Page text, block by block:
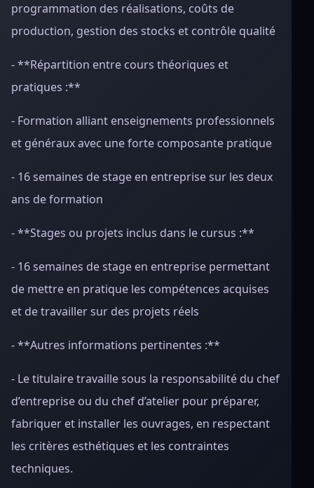
programmation des réalisations, coûts de
production, gestion des stocks et contrôle qualité
- **Répartition entre cours théoriques et
pratiques :**
- Formation alliant enseignements professionnels
et généraux avec une forte composante pratique
- 16 semaines de stage en entreprise sur les deux
ans de formation
- **Stages ou projets inclus dans le cursus :**
- 16 semaines de stage en entreprise permettant
de mettre en pratique les compétences acquises
et de travailler sur des projets réels
- **Autres informations pertinentes :**
- Le titulaire travaille sous la responsabilité du chef
d’entreprise ou du chef d’atelier pour préparer,
fabriquer et installer les ouvrages, en respectant
les critères esthétiques et les contraintes
techniques.